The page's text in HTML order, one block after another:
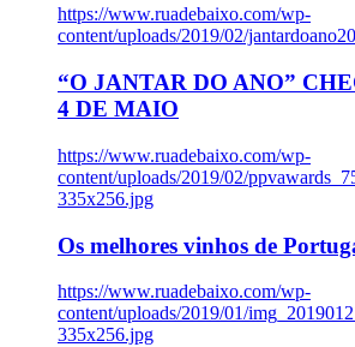
https://www.ruadebaixo.com/wp-
content/uploads/2019/02/
“O JANTAR DO ANO”
4 DE MAIO
https://www.ruadebaixo.com/wp-
content/uploads/2019/02/
335x256.jpg
Os melhores vinhos de
https://www.ruadebaixo.com/wp-
content/uploads/2019/01/
335x256.jpg